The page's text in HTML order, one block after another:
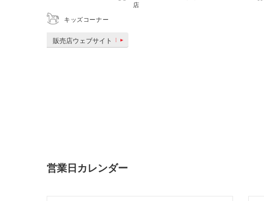
店
キッズコーナー
販売店ウェブサイト
営業日カレンダー